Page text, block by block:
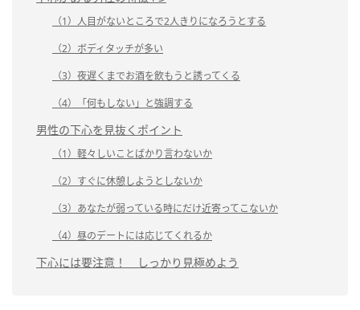
（1）人目がないところで2人きりになろうとする
（2）ボディタッチが多い
（3）夜遅くまでお酒を飲もうと誘ってくる
（4）「何もしない」と強調する
男性の下心を見抜くポイント
（1）軽々しいことばかり言わないか
（2）すぐに休憩しようとしないか
（3）あなたが弱っている時にだけ近寄ってこないか
（4）昼のデートには応じてくれるか
下心には要注意！ しっかり見極めよう